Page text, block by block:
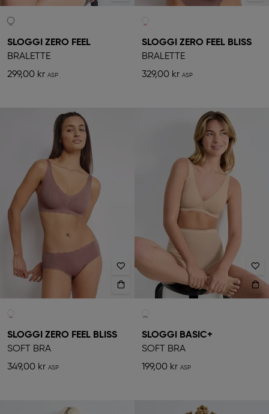
SLOGGI ZERO FEEL
BRALETTE
299,00 kr
SLOGGI ZERO FEEL BLISS
BRALETTE
329,00 kr
SLOGGI ZERO FEEL BLISS
SOFT BRA
349,00 kr
SLOGGI BASIC+
SOFT BRA
199,00 kr